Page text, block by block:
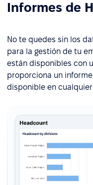
Informes de
No te quedes sin los
para la gestión de tu
están disponibles con
proporciona un
disponible en